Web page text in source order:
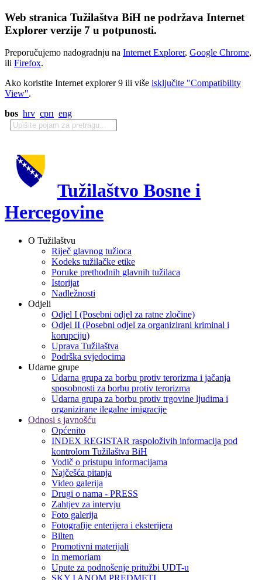
Web stranica Tužilaštva BiH ne podržava Internet
Explorer verzije 7 u potpunosti.
Preporučujemo nadogradnju na Internet Explorer, Google Chrome,
ili Firefox.
Ako koristite Internet explorer 9 ili više isključite "Compatibility
View".
bos hrv срп eng
Tužilaštvo Bosne i
Hercegovine
O Tužilaštvu
Riječ glavnog tužioca
Kodeks tužilačke etike
Poruke prethodnih glavnih tužilaca
Istorijat
Nadležnosti
Odjeli
Odjel I (Posebni odjel za ratne zločine)
Odjel II (Posebni odjel za organizirani kriminal i
korupciju)
Uprava Tužilaštva
Podrška svjedocima
Udarne grupe
Udarna grupa za borbu protiv terorizma i jačanja
sposobnosti za borbu protiv terorizma
Udarna grupa za borbu protiv trgovine ljudima i
organizirane ilegalne imigracije
Odnosi s javnošću
Općenito
INDEX REGISTAR raspoloživih informacija pod
kontrolom Tužilaštva BiH
Vodič o pristupu informacijama
Najčešća pitanja
Video galerija
Drugi o nama - PRESS
Zahtjev za intervju
Foto galerija
Fotografije enterijera i eksterijera
Bilten
Promotivni materijali
In memoriam
Upute za podnošenje pritužbi UDT-u